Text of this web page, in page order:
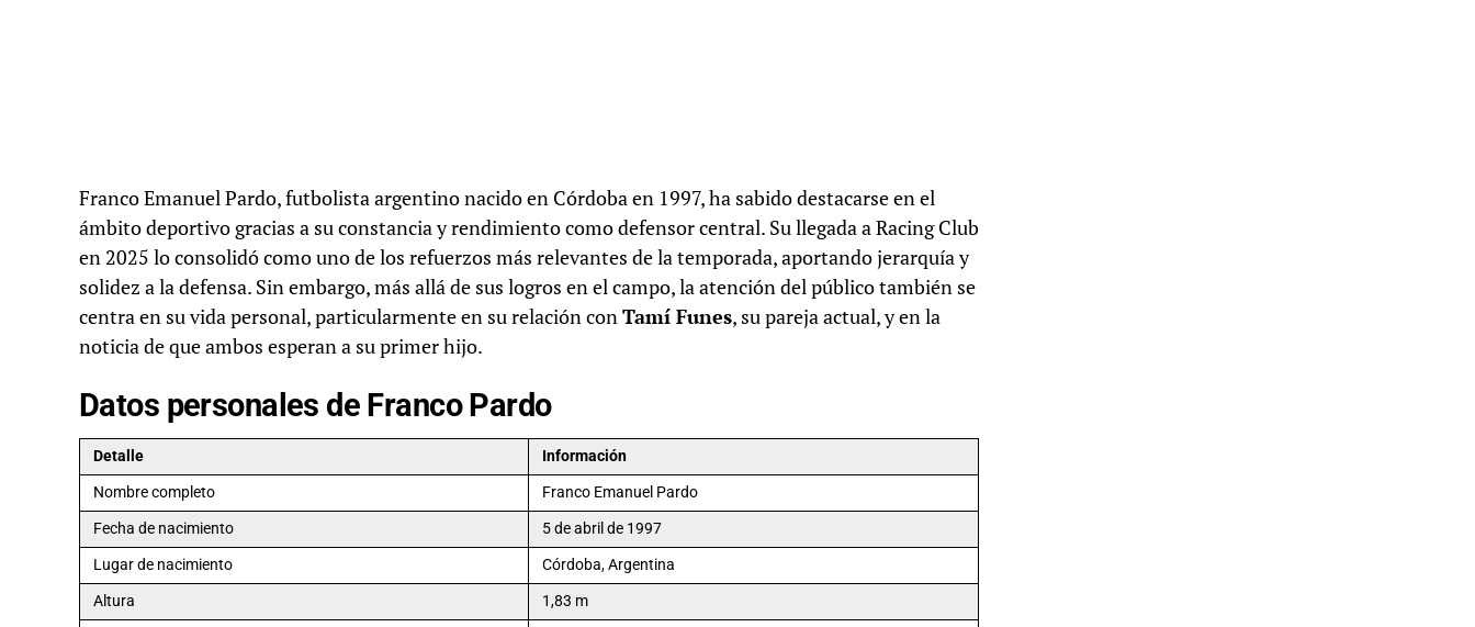
Franco Emanuel Pardo, futbolista argentino nacido en Córdoba en 1997, ha sabido destacarse en el
ámbito deportivo gracias a su constancia y rendimiento como defensor central. Su llegada a Racing Club
en 2025 lo consolidó como uno de los refuerzos más relevantes de la temporada, aportando jerarquía y
solidez a la defensa. Sin embargo, más allá de sus logros en el campo, la atención del público también se
centra en su vida personal, particularmente en su relación conTamí Funes, su pareja actual, y en la
noticia de que ambos esperan a su primer hijo.
Datos personales de Franco Pardo
Detalle
Información
Nombre completo
Franco Emanuel Pardo
Fecha de nacimiento
5 de abril de 1997
Lugar de nacimiento
Córdoba, Argentina
Altura
1,83 m